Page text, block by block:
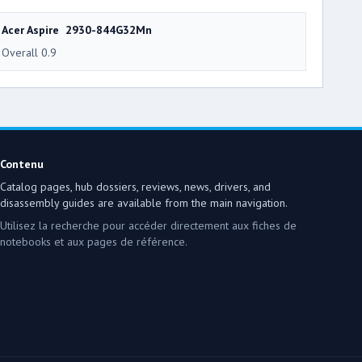
Acer Aspire 2930-844G32Mn
Overall 0.9
Contenu
Catalog pages, hub dossiers, reviews, news, drivers, and
disassembly guides are available from the main navigation.
Utilisez la recherche pour accéder directement aux fiches de
notebooks et aux pages de référence.